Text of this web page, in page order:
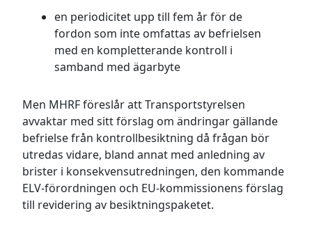
en periodicitet upp till fem år för de
fordon som inte omfattas av befrielsen
med en kompletterande kontroll i
samband med ägarbyte
Men MHRF föreslår att Transportstyrelsen
avvaktar med sitt förslag om ändringar gällande
befrielse från kontrollbesiktning då frågan bör
utredas vidare, bland annat med anledning av
brister i konsekvensutredningen, den kommande
ELV-förordningen och EU-kommissionens förslag
till revidering av besiktningspaketet.